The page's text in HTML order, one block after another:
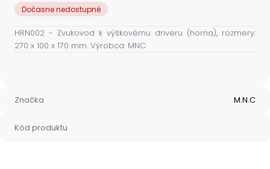
Dočasne nedostupné
HRN002 - Zvukovod k výškovému driveru (horna), rozmery:
270 x 100 x 170 mm. Výrobca: MNC
Značka M.N.C
Kód produktu